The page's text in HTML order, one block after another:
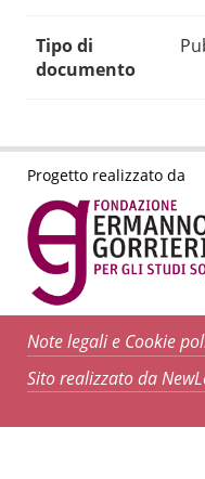
Tipo di
documento
Progetto realizzato da
Note legali e Cookie
Sito realizzato da